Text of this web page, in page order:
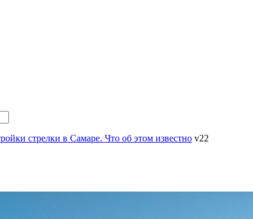
стрелки в Самаре. Что об этом известно v22